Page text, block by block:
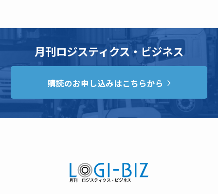
月刊ロジスティクス・ビジネス
購読のお申し込みはこちらから